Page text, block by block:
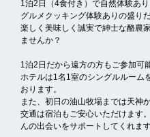
1泊2日（4食付き）で自然体験あ
グルメクッキング体験ありの盛り
楽しく美味しく誠実で紳士な酪農
ませんか？
1泊2日だから遠方の方もご参加可
ホテルは1名1室のシングルルーム
おります。
また、初日の油山牧場までは天神
交通は宿泊もご安心いただけます
んの出会いをサポートしてくれます